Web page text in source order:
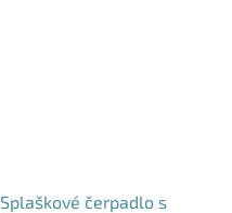
Splaškové čerpadlo s